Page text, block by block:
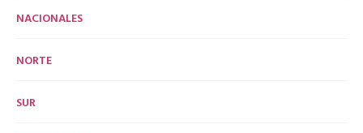
NACIONALES
NORTE
SUR